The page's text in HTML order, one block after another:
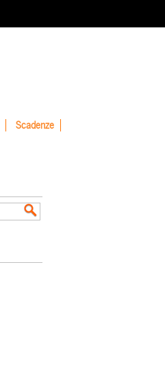
Scadenze